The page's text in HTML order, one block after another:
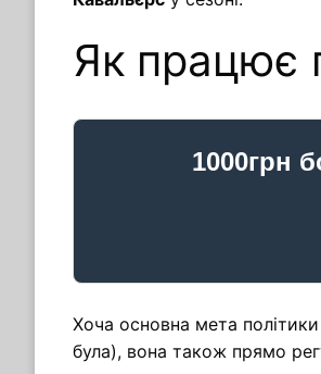
Як працює
1000грн
Хоча основна мета
була), вона також прямо